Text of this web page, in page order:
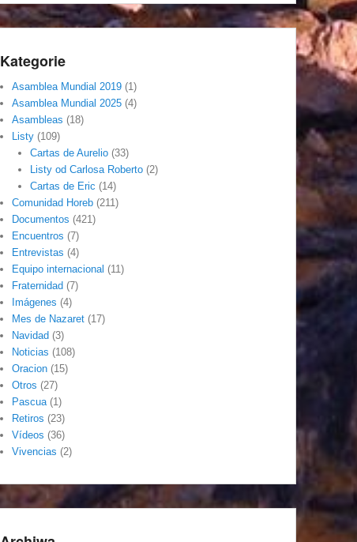
Kategorie
Asamblea Mundial 2019 (1)
Asamblea Mundial 2025 (4)
Asambleas (18)
Listy (109)
Cartas de Aurelio(33)
Listy od Carlosa Roberto(2)
Cartas de Eric (14)
Comunidad Horeb (211)
Documentos (421)
Encuentros (7)
Entrevistas (4)
Equipo internacional (11)
Fraternidad (7)
Imágenes (4)
Mes de Nazaret (17)
Navidad (3)
Noticias (108)
Oracion (15)
Otros (27)
Pascua(1)
Retiros (23)
Vídeos (36)
Vivencias (2)